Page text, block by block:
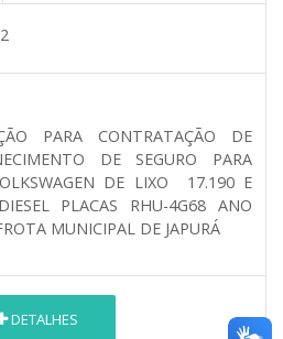
PARA CONTRATAÇÃO DE
DE SEGURO PARA
DE LIXO 17.190 E
PLACAS RHU-4G68 ANO
MUNICIPAL DE JAPURÁ
DETALHES